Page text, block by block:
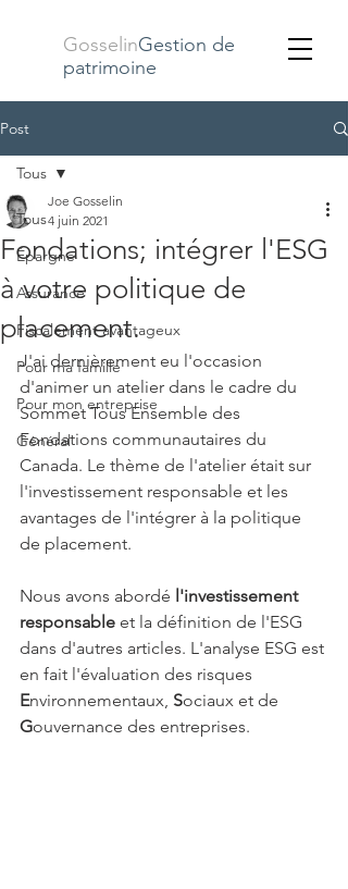
GosselinGestion de
patrimoine
Post
Tous
Épargne
Assurance
Fiscalement avantageux
Pour ma famille
Pour mon entreprise
Général
Tous
Fondations; intégrer l'ESG
à votre politique de
placement.
Joe Gosselin
4 juin 2021
J'ai dernièrement eu l'occasion
d'animer un atelier dans le cadre du
Sommet Tous Ensemble des
Fondations communautaires du
Canada. Le thème de l'atelier était sur
l'investissement responsable et les
avantages de l'intégrer à la politique
de placement.
Nous avons abordé l'investissement
responsable et la définition de l'ESG
dans d'autres articles. L'analyse ESG est
en fait l'évaluation des risques
Environnementaux, Sociaux et de
Gouvernance des entreprises.